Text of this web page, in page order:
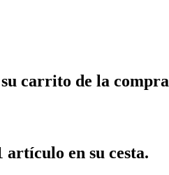
carrito de la compra
artículo en su cesta.